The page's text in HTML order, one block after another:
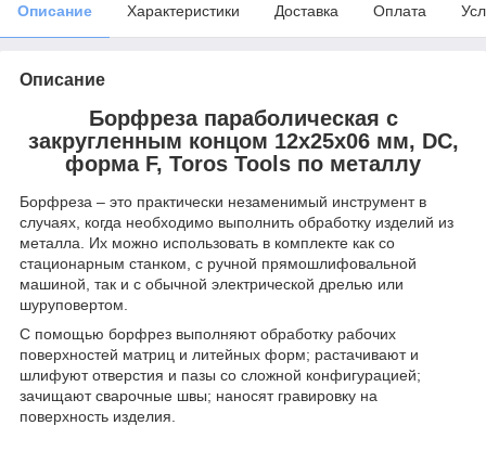
Описание Характеристики Доставка Оплата
Описание
Борфреза параболическая с
закругленным концом 12x25x06 мм, DC,
форма F, Toros Tools по металлу
Борфреза – это практически незаменимый инструмент в
случаях, когда необходимо выполнить обработку изделий из
металла. Их можно использовать в комплекте как со
стационарным станком, с ручной прямошлифовальной
машиной, так и с обычной электрической дрелью или
шуруповертом.
С помощью борфрез выполняют обработку рабочих
поверхностей матриц и литейных форм; растачивают и
шлифуют отверстия и пазы со сложной конфигурацией;
зачищают сварочные швы; наносят гравировку на
поверхность изделия.